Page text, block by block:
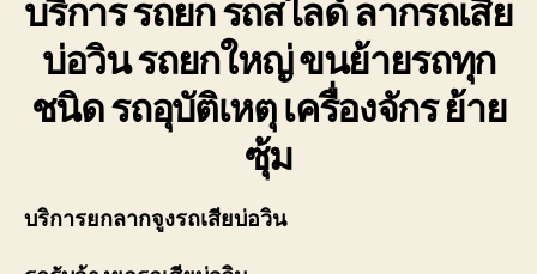
วิน
ราคา
ถูก
มี
บริการ รถยก รถสไลด์ลากรถเสีย
บ่อวินรถยกใหญ่ ขนย้ายรถทุก
ชนิด รถอุบัติเหตุ เครื่องจักร ย้าย
ซุ้ม
บริการยกลากจูงรถเสียบ่อวิน